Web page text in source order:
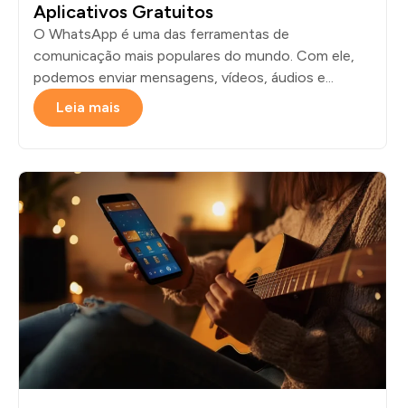
Aplicativos Gratuitos
O WhatsApp é uma das ferramentas de
comunicação mais populares do mundo. Com ele,
podemos enviar mensagens, vídeos, áudios e...
Leia mais